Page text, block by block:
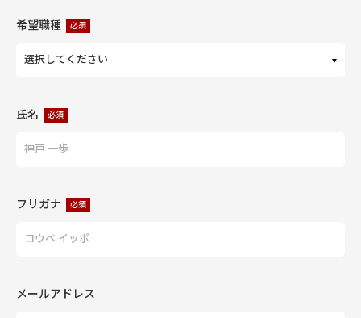
希望職種 必須
氏名 必須
フリガナ 必須
メールアドレス